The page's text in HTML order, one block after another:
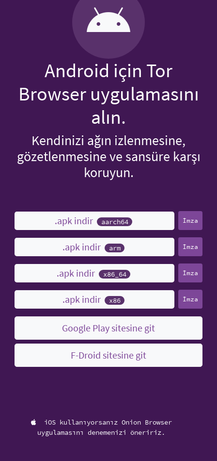
Android için Tor
Browser uygulamasını
alın.
Kendinizi ağın izlenmesine,
gözetlenmesine ve sansüre karşı
koruyun.
.apk indir aarch64 İmza
.apk indir arm İmza
.apk indir x86_64 İmza
.apk indir x86 İmza
Google Play sitesine git
F-Droid sitesine git
iOS kullanıyorsanız Onion Browser
uygulamasını denemenizi öneririz.